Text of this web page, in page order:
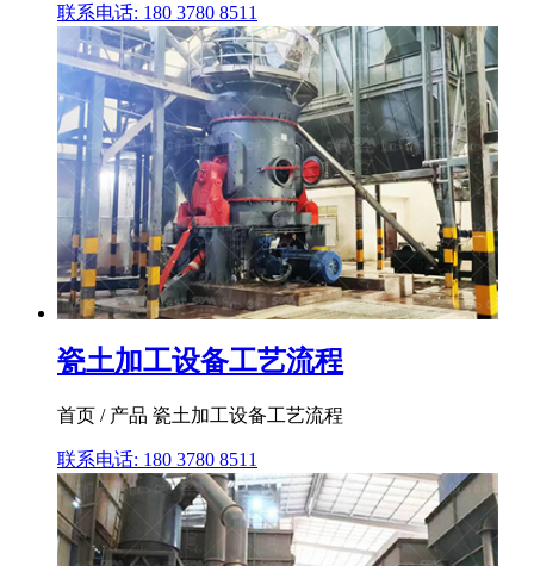
联系电话: 180 3780 8511
瓷土加工设备工艺流程
首页 / 产品 瓷土加工设备工艺流程
联系电话: 180 3780 8511